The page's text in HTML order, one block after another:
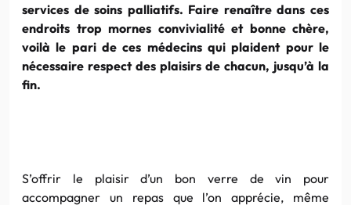
services de soins palliatifs. Faire renaître dans ces
endroits trop mornes convivialité et bonne chère,
voilà le pari de ces médecins qui plaident pour le
nécessaire respect des plaisirs de chacun, jusqu’à la
fin.
S’offrir le plaisir d’un bon verre de vin pour
accompagner un repas que l’on apprécie, même